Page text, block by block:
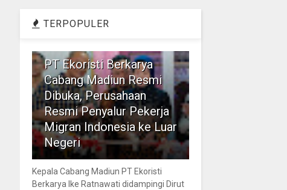
TERPOPULER
PT Ekoristi Berkarya
Cabang Madiun Resmi
Dibuka, Perusahaan
Resmi Penyalur Pekerja
Migran Indonesia ke Luar
Negeri
Kepala Cabang Madiun PT Ekoristi
Berkarya Ike Ratnawati didampingi Dirut